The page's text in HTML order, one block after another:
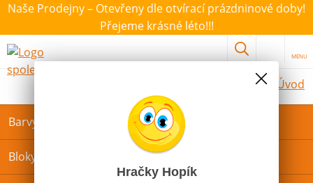
Naše Prodejny – Otevřeny dle otvírací prázdninové doby!
Přejeme krásné léto!!!
MENU
Úvod
Barvy a štětce
Bloky, záznamové knihy a památníky
Hračky Hopík